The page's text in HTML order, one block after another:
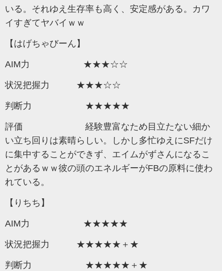
いる。それゆえ生存率も高く、安定感がある。カワ
イすぎてヤバイｗｗ
【はげちゃびーん】
AIM力 ★★★☆☆
状況把握力 ★★★☆☆
判断力 ★★★★★
評価 経験豊富なため目立たない細か
い立ち回りは素晴らしい。しかし多忙ゆえにSFだけ
に集中することができず、エイムがずさんになるこ
とがあるｗｗ彼の頭のエネルギーがFBの原料に使わ
れている。
【りちち】
AIM力 ★★★★★
状況把握力 ★★★★★＋★
判断力 ★★★★★＋★